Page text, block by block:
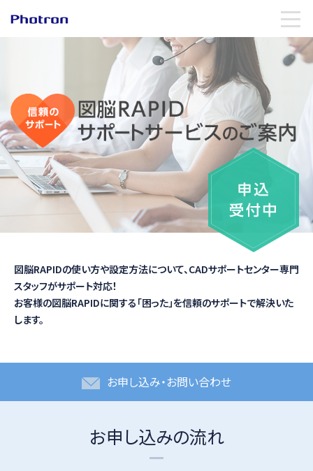
図脳RAPIDの使い方や設定方法について、CADサポートセンター専門
スタッフがサポート対応！
お客様の図脳RAPIDに関する「困った」を信頼のサポートで解決いた
します。
お申し込み・お問い合わせ
お申し込みの流れ